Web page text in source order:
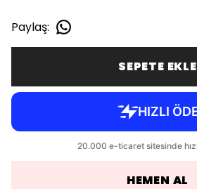
Paylaş:
SEPETE EKLE
HEMEN AL